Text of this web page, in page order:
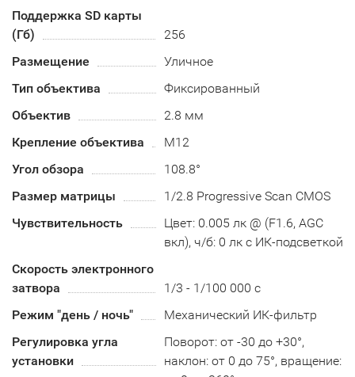
Поддержка SD карты
(Гб)
256
Размещение
Уличное
Тип объектива
Фиксированный
Объектив
2.8 мм
Крепление объектива
М12
Угол обзора
108.8°
Размер матрицы
1/2.8 Progressive Scan CMOS
Чувствительность
Цвет: 0.005 лк @ (F1.6, AGC
вкл), ч/б: 0 лк с ИК-подсветкой
Скорость электронного
затвора
1/3 - 1/100 000 с
Режим "день / ночь"
Механический ИК-фильтр
Регулировка угла
установки
Поворот: от -30 до +30°,
наклон: от 0 до 75°, вращение: